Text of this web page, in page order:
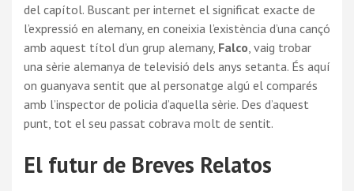
del capítol. Buscant per internet el significat exacte de
l’expressió en alemany, en coneixia l’existència d’una cançó
amb aquest títol d’un grup alemany, Falco , vaig trobar
una sèrie alemanya de televisió dels anys setanta. És aquí
on guanyava sentit que al personatge algú el comparés
amb l’inspector de policia d’aquella sèrie. Des d’aquest
punt, tot el seu passat cobrava molt de sentit.
El futur de Breves Relatos